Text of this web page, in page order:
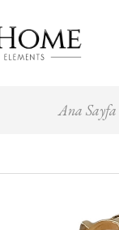
Ana Sayfa